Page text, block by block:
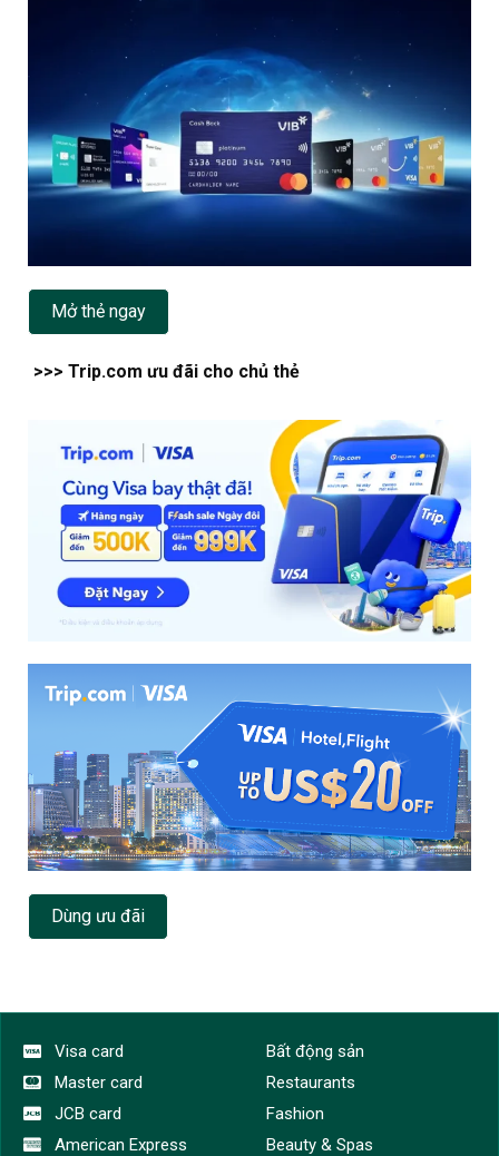
Mở thẻ ngay
>>> Trip.com ưu đãi cho chủ thẻ
Dùng ưu đãi
Visa card
Master card
JCB card
American Express
Bất động sản
Restaurants
Fashion
Beauty & Spas